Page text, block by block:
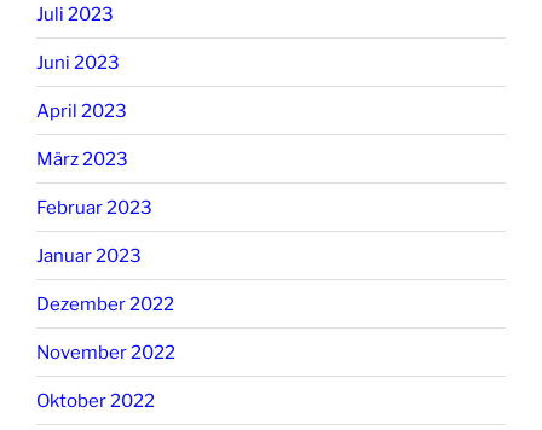
Juli 2023
Juni 2023
April 2023
März 2023
Februar 2023
Januar 2023
Dezember 2022
November 2022
Oktober 2022